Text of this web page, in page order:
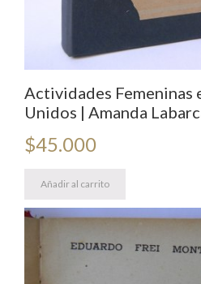
Actividades Femeninas
Unidos | Amanda
$45.000
Añadir al carrito